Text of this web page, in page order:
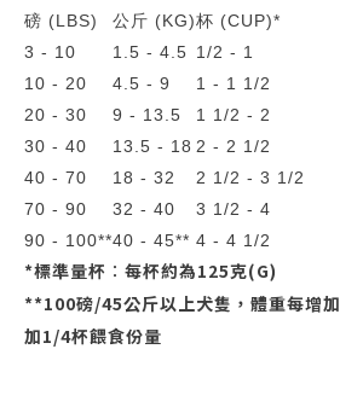
磅 (LBS)
公斤 (KG)杯 (CUP)*
3 - 10
1.5 - 4.5 1/2 - 1
10 - 20
4.5 - 9
1 - 1 1/2
20 - 30
9 - 13.5
1 1/2 - 2
30 - 40
13.5 - 18 2 - 2 1/2
40 - 70
18 - 32
2 1/2 - 3 1/2
70 - 90
32 - 40
3 1/2 - 4
90 - 100**40 - 45** 4 - 4 1/2
*標準量杯︰每杯約為125克(G)
**100磅/45公斤以上犬隻，體重每增
加1/4杯餵食份量